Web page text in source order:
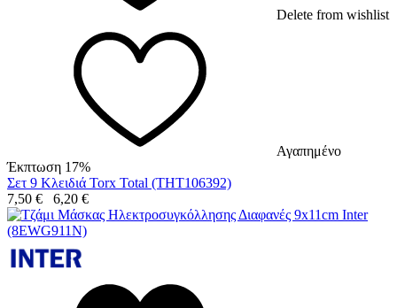
Delete from wishlist
Αγαπημένο
Έκπτωση 17%
Σετ 9 Κλειδιά Torx Total (THT106392)
7,50 € 6,20 €